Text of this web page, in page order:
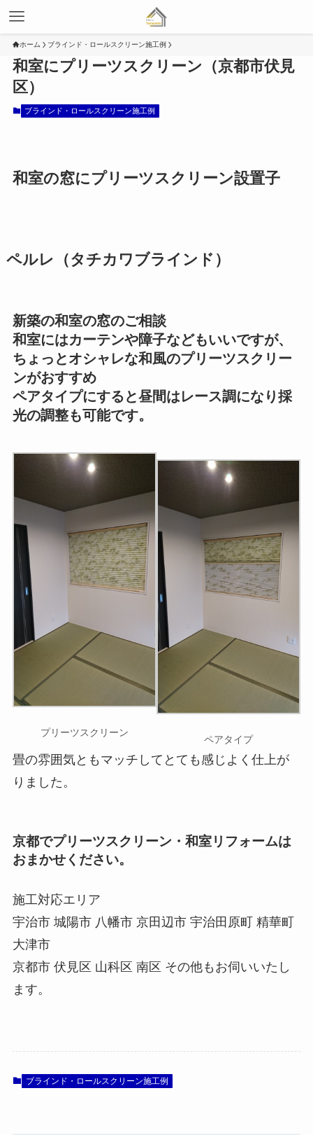
ホーム ブラインド・ロールスクリーン施工例
和室にプリーツスクリーン（京都市伏見
区）
ブラインド・ロールスクリーン施工例
和室の窓にプリーツスクリーン設置子
ペルレ（タチカワブラインド）
新築の和室の窓のご相談
和室にはカーテンや障子などもいいですが、
ちょっとオシャレな和風のプリーツスクリー
ンがおすすめ
ペアタイプにすると昼間はレース調になり採
光の調整も可能です。
プリーツスクリーン
ペアタイプ
畳の雰囲気ともマッチしてとても感じよく仕上が
りました。
京都でプリーツスクリーン・和室リフォームは
おまかせください。
施工対応エリア
宇治市 城陽市 八幡市 京田辺市 宇治田原町 精華町
大津市
京都市 伏見区 山科区 南区 その他もお伺いいたし
ます。
ブラインド・ロールスクリーン施工例